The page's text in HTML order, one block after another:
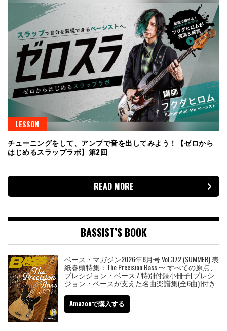
LESSON
チューニングをして、アンプで音を出してみよう！【ゼロから
はじめるスラップラボ】第2回
READ MORE
BASSIST’S BOOK
ベース・マガジン2026年8月号 Vol.372 (SUMMER) 表
紙巻頭特集：The Precision Bass 〜 すべての原点、
プレシジョン・ベース / 特別付録小冊子[プレシ
ジョン・ベースが支えた名曲楽譜集(全6曲)]付き
Amazonで購入する